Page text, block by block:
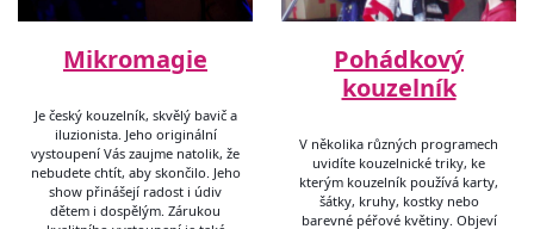
Mikromagie
Je český kouzelník, skvělý bavič a
iluzionista. Jeho originální
vystoupení Vás zaujme natolik, že
nebudete chtít, aby skončilo. Jeho
show přinášejí radost i údiv
dětem i dospělým. Zárukou
Pohádkový
kouzelník
V několika různých programech
uvidíte kouzelnické triky, ke
kterým kouzelník používá karty,
šátky, kruhy, kostky nebo
barevné péřové květiny. Objeví